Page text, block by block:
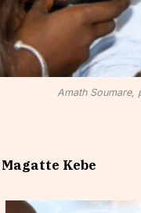
Amath Soumare,
Kebe